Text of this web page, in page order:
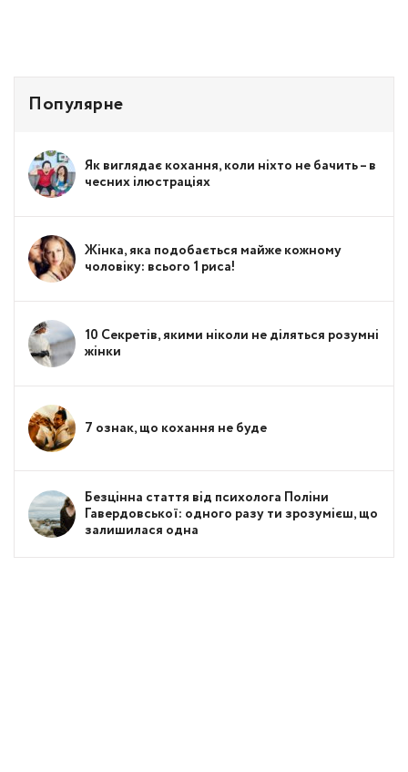
Популярне
Як виглядає кохання, коли ніхто не бачить – в
чесних ілюстраціях
Жінка, яка подобається майже кожному
чоловіку: всього 1 риса!
10 Секретів, якими ніколи не діляться розумні
жінки
7 ознак, що кохання не буде
Безцінна стаття від психолога Поліни
Гавердовської: одного разу ти зрозумієш, що
залишилася одна